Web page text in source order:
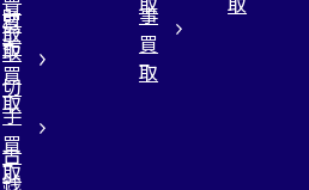
買
取
取
財
布
買
取
切
手
買
取
古
銭
事
買
取